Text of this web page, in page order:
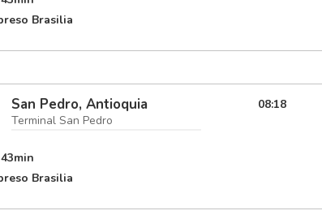
Brasilia
San Pedro, Antioquia
Terminal San Pedro
08:18
43min
Brasilia